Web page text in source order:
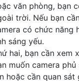
văn phòng, bạn
trời. Nếu bạn
có chức năng
sáng yếu.
hai, bạn cần xem
muốn camera
hoặc cần quan